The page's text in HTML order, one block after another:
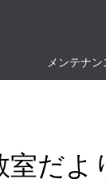
メンテナン
だよ